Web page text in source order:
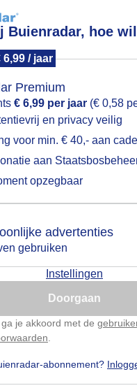
Buienradar, hoe
6,99 / jaar
Premium
€ 6,99 per jaar (€ 0,58
en privacy veilig
voor min. € 40,- aan
aan
opzegbaar
advertenties
gebruiken
Instellingen
Doorgaan
je akkoord met de
abonnement?
bewolking
Gemaakt: 18-10-
Zon Wolken
je locatie
nog geen akkoord op
zo een pop-up uit je
Is goed, toon de
Nu niet, misschien
Klik hierom dit aan te